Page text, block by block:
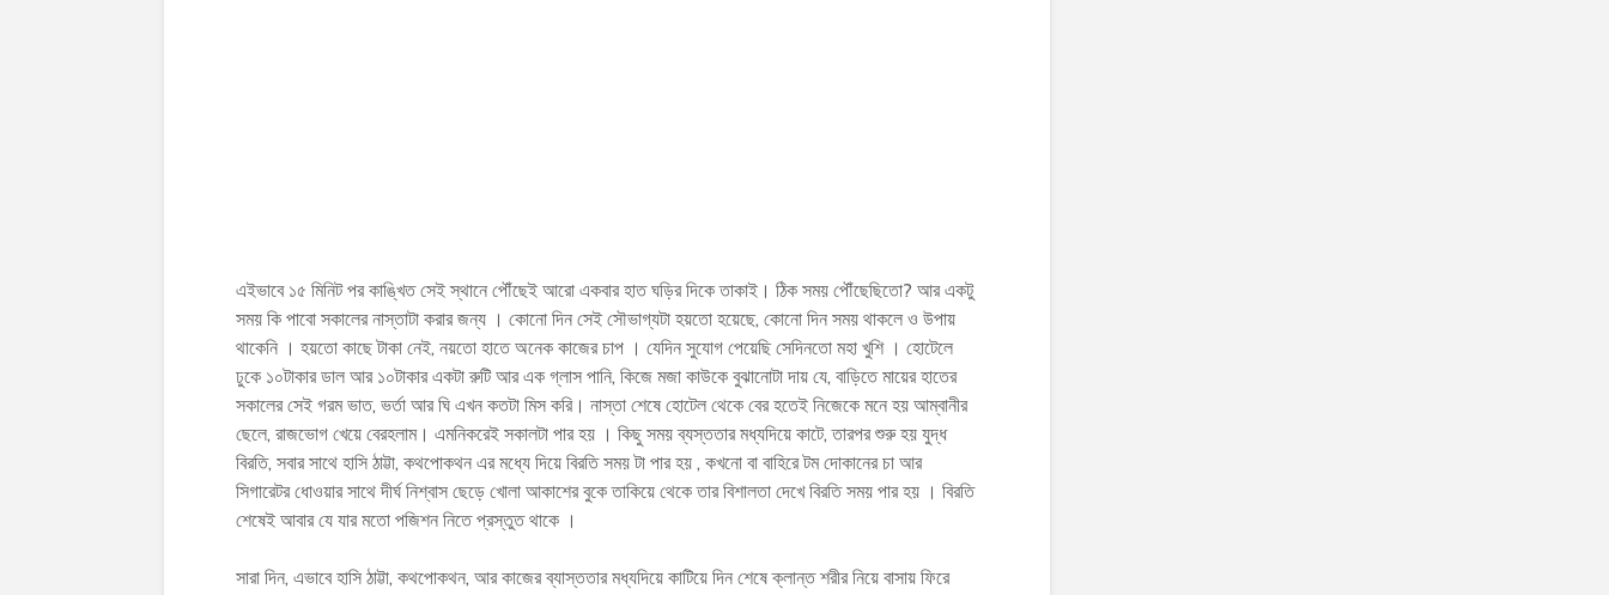
এইভাবে ১৫ মিনিট পর কাঙ্খিত সেই স্থানে পৌঁছেই আরো একবার হাত ঘড়ির দিকে তাকাই। ঠিক সময় পৌঁছেছিতো? আর একটু
সময় কি পাবো সকালের নাস্তাটা করার জন্য । কোনো দিন সেই সৌভাগ্যটা হয়তো হয়েছে, কোনো দিন সময় থাকলে ও উপায়
থাকেনি । হয়তো কাছে টাকা নেই, নয়তো হাতে অনেক কাজের চাপ । যেদিন সুযোগ পেয়েছি সেদিনতো মহা খুশি । হোটেলে
ঢুকে ১০টাকার ডাল আর ১০টাকার একটা রুটি আর এক গ্লাস পানি, কিজে মজা কাউকে বুঝানোটা দায় যে, বাড়িতে মায়ের হাতের
সকালের সেই গরম ভাত, ভর্তা আর ঘি এখন কতটা মিস করি। নাস্তা শেষে হোটেল থেকে বের হতেই নিজেকে মনে হয় আম্বানীর
ছেলে, রাজভোগ খেয়ে বেরহলাম। এমনিকরেই সকালটা পার হয় । কিছু সময় ব্যস্ততার মধ্যদিয়ে কাটে, তারপর শুরু হয় যুদ্ধ
বিরতি, সবার সাথে হাসি ঠাট্টা, কথপোকথন এর মধ্যে দিয়ে বিরতি সময় টা পার হয় , কখনো বা বাহিরে টম দোকানের চা আর
সিগারেটর ধোওয়ার সাথে দীর্ঘ নিশ্বাস ছেড়ে খোলা আকাশের বুকে তাকিয়ে থেকে তার বিশালতা দেখে বিরতি সময় পার হয় । বিরতি
শেষেই আবার যে যার মতো পজিশন নিতে প্রস্তুত থাকে ।
সারা দিন, এভাবে হাসি ঠাট্টা, কথপোকথন, আর কাজের ব্যাস্ততার মধ্যদিয়ে কাটিয়ে দিন শেষে ক্লান্ত শরীর নিয়ে বাসায় ফিরে